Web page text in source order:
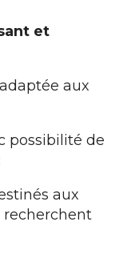
et
aux
possibilité de
aux
recherchent